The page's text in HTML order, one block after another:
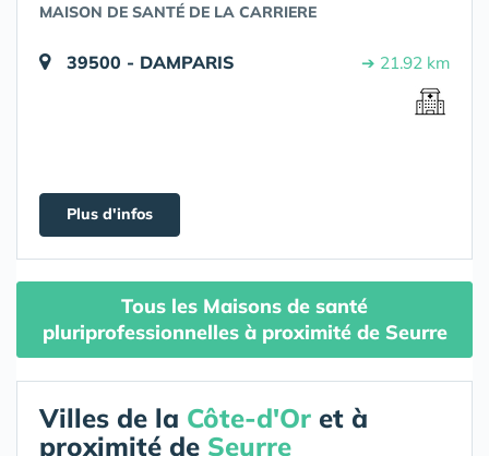
MAISON DE SANTÉ DE LA CARRIERE
39500 - DAMPARIS ➔ 21.92 km
Plus d'infos
Tous les Maisons de santé
pluriprofessionnelles à proximité de Seurre
Villes de la Côte-d'Or et à
proximité de Seurre